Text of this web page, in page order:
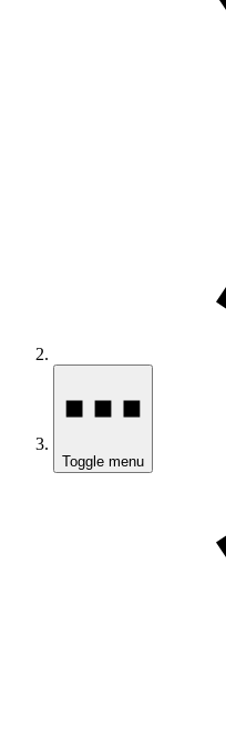
Toggle menu